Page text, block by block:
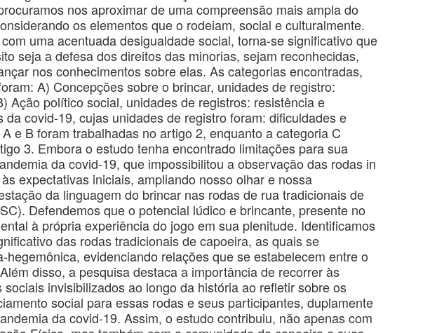
nos aproximar de uma compreensão mais ampla do
os elementos que o rodeiam, social e culturalmente.
uma acentuada desigualdade social, torna-se significativo que
seja a defesa dos direitos das minorias, sejam reconhecidas,
nos conhecimentos sobre elas. As categorias encontradas,
A) Concepções sobre o brincar, unidades de registro:
Ação político social, unidades de registros: resistência e
da covid-19, cujas unidades de registro foram: dificuldades e
e B foram trabalhadas no artigo 2, enquanto a categoria C
3. Embora o estudo tenha encontrado limitações para sua
da covid-19, que impossibilitou a observação das rodas in
expectativas iniciais, ampliando nosso olhar e nossa
da linguagem do brincar nas rodas de rua tradicionais de
Defendemos que o potencial lúdico e brincante, presente no
à própria experiência do jogo em sua plenitude. Identificamos
das rodas tradicionais de capoeira, as quais se
hegemônica, evidenciando relações que se estabelecem entre o
disso, a pesquisa destaca a importância de recorrer às
invisibilizados ao longo da história ao refletir sobre os
social para essas rodas e seus participantes, duplamente
da covid-19. Assim, o estudo contribuiu, não apenas com